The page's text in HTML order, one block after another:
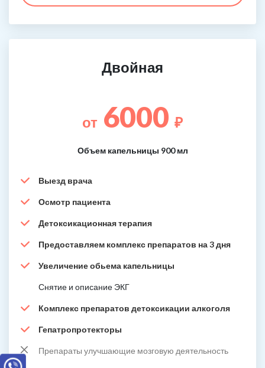
Двойная
от 6000 ₽
Объем капельницы 900 мл
Выезд врача
Осмотр пациента
Детоксикационная терапия
Предоставляем комплекс препаратов на 3 дня
Увеличение обьема капельницы
Снятие и описание ЭКГ
Комплекс препаратов детоксикации алкоголя
Гепатропротекторы
Препараты улучшающие мозговую деятельность